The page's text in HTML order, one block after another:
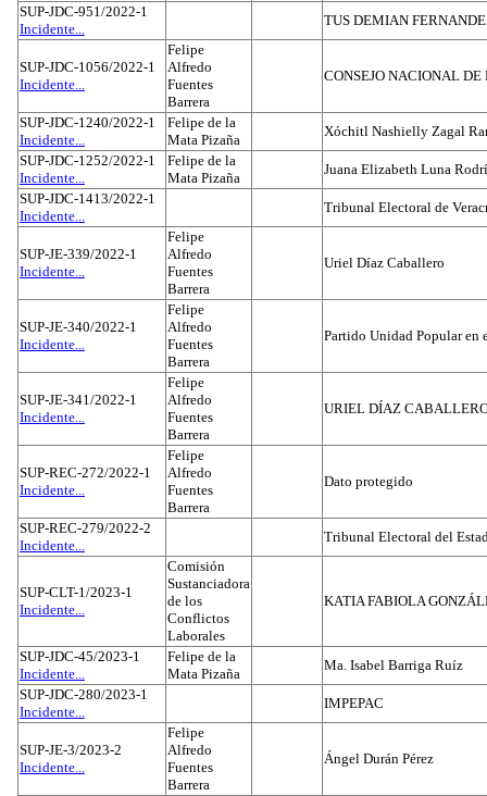
SUP-JDC-951/2022-1
Incidente...
TUS DEMIAN
SUP-JDC-1056/2022-1
Incidente...
Felipe
Alfredo
Fuentes
Barrera
CONSEJO NACIONAL
SUP-JDC-1240/2022-1
Incidente...
Felipe de la
Mata Pizaña
Xóchitl Nashielly Zagal
SUP-JDC-1252/2022-1
Incidente...
Felipe de la
Mata Pizaña
Juana Elizabeth Luna
SUP-JDC-1413/2022-1
Incidente...
Tribunal Electoral de
SUP-JE-339/2022-1
Incidente...
Felipe
Alfredo
Fuentes
Barrera
Uriel Díaz Caballero
SUP-JE-340/2022-1
Incidente...
Felipe
Alfredo
Fuentes
Barrera
Partido Unidad Popular en
SUP-JE-341/2022-1
Incidente...
Felipe
Alfredo
Fuentes
Barrera
URIEL DÍAZ
SUP-REC-272/2022-1
Incidente...
Felipe
Alfredo
Fuentes
Barrera
Dato protegido
SUP-REC-279/2022-2
Incidente...
Tribunal Electoral del
SUP-CLT-1/2023-1
Incidente...
Comisión
Sustanciadora
de los
Conflictos
Laborales
KATIA FABIOLA
SUP-JDC-45/2023-1
Incidente...
Felipe de la
Mata Pizaña
Ma. Isabel Barriga Ruíz
SUP-JDC-280/2023-1
Incidente...
IMPEPAC
SUP-JE-3/2023-2
Incidente...
Felipe
Alfredo
Fuentes
Barrera
Ángel Durán Pérez